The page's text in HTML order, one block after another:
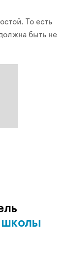
То есть
быть не
школы